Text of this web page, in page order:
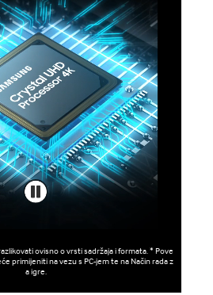
ovisno o vrsti sadržaja i formata. * Pove
primijeniti na vezu s PC-jem te na Način rada z
a igre.